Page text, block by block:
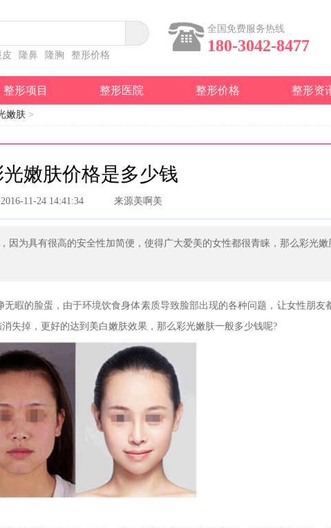
隆鼻 隆胸 整形价格
全国免费服务热线
180-3042-8477
整形项目 整形医院 整形价格 整形资
嫩肤 >
光嫩肤价格是多少钱
2016-11-24 14:41:34 来源美啊美
因为具有很高的安全性加简便，使得广大爱美的女性都很青睐，那么彩光嫩
暇的脸蛋，由于环境饮食身体素质导致脸部出现的各种问题，让女性朋友
失掉，更好的达到美白嫩肤效果，那么彩光嫩肤一般多少钱呢?